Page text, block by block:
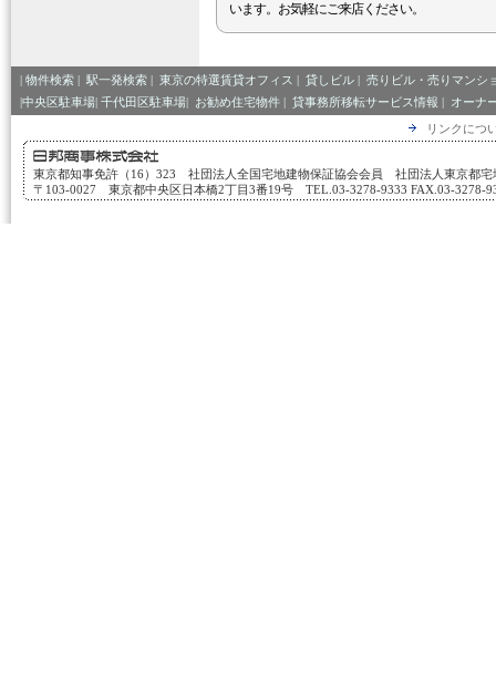
います。お気軽にご来店ください。
| 物件検索 | 駅一発検索 | 東京の特選賃貸オフィス | 貸しビル | 売りビル・売りマンシ
|中央区駐車場| 千代田区駐車場| お勧め住宅物件 | 貸事務所移転サービス情報 | オーナ
リンクにつ
東京都知事免許（16）323 社団法人全国宅地建物保証協会会員 社団法人東京都宅
〒103-0027 東京都中央区日本橋2丁目3番19号 TEL.03-3278-9333 FAX.03-3278-